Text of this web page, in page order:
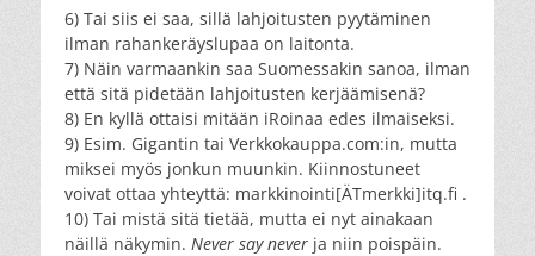
6) Tai siis ei saa, sillä lahjoitusten pyytäminen
ilman rahankeräyslupaa on laitonta.
7) Näin varmaankin saa Suomessakin sanoa, ilman
että sitä pidetään lahjoitusten kerjäämisenä?
8) En kyllä ottaisi mitään iRoinaa edes ilmaiseksi.
9) Esim. Gigantin tai Verkkokauppa.com:in, mutta
miksei myös jonkun muunkin. Kiinnostuneet
voivat ottaa yhteyttä: markkinointi[ÄTmerkki]itq.fi .
10) Tai mistä sitä tietää, mutta ei nyt ainakaan
näillä näkymin. Never say never ja niin poispäin.